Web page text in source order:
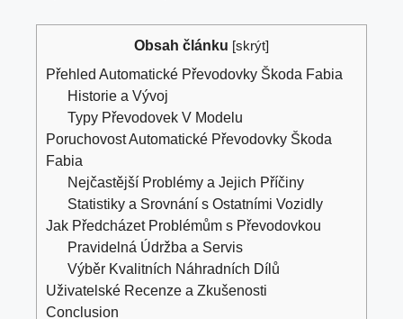
Obsah článku [skrýt]
Přehled Automatické Převodovky Škoda Fabia
Historie a Vývoj
Typy Převodovek V Modelu
Poruchovost Automatické Převodovky Škoda
Fabia
Nejčastější Problémy a Jejich Příčiny
Statistiky a Srovnání s Ostatními Vozidly
Jak Předcházet Problémům s Převodovkou
Pravidelná Údržba a Servis
Výběr Kvalitních Náhradních Dílů
Uživatelské Recenze a Zkušenosti
Conclusion